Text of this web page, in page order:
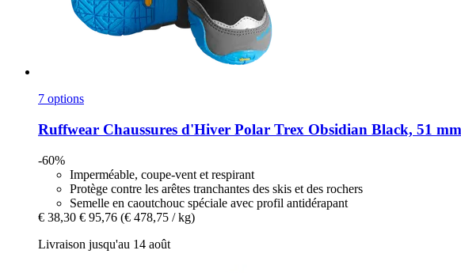
7 options
Ruffwear Chaussures d'Hiver Polar Trex Obsidian Black, 51
-60%
Imperméable, coupe-vent et respirant
Protège contre les arêtes tranchantes des skis et des rochers
Semelle en caoutchouc spéciale avec profil antidérapant
€ 38,30 € 95,76 (€ 478,75 / kg)
Livraison jusqu'au 14 août